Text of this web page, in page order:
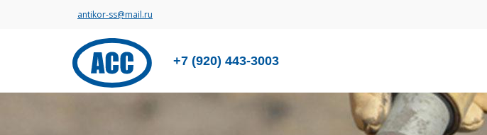
antikor-ss@mail.ru
+7 (920) 443-3003